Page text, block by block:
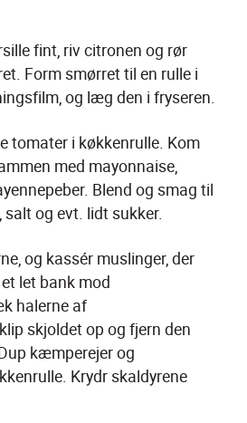
fint, riv citronen og rør
Form smørret til en rulle i
og læg den i fryseren.
tomater i køkkenrulle. Kom
med mayonnaise,
Blend og smag til
og evt. lidt sukker.
og kassér muslinger, der
let bank mod
halerne af
skjoldet op og fjern den
kæmperejer og
Krydr skaldyrene